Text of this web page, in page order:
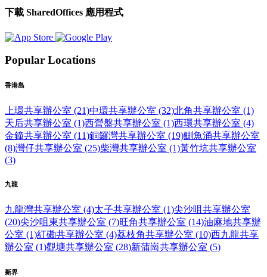
下載 SharedOffices 應用程式
Popular Locations
香港島
上環共享辦公室 (21)中環共享辦公室 (32)北角共享辦公室 (1)
天后共享辦公室 (1)西營盤共享辦公室 (1)西環共享辦公室 (4)
金鐘共享辦公室 (11)銅鑼灣共享辦公室 (19)鰂魚涌共享辦公室
(8)灣仔共享辦公室 (25)柴灣共享辦公室 (1)黃竹坑共享辦公室
(3)
九龍
九龍灣共享辦公室 (4)太子共享辦公室 (1)尖沙咀共享辦公室
(20)尖沙咀東共享辦公室 (7)旺角共享辦公室 (14)油麻地共享辦
公室 (1)紅磡共享辦公室 (4)荔枝角共享辦公室 (10)西九龍共享
辦公室 (1)觀塘共享辦公室 (28)新蒲崗共享辦公室 (5)
新界